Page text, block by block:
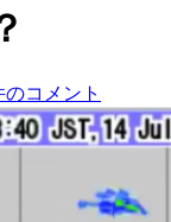
のコメント